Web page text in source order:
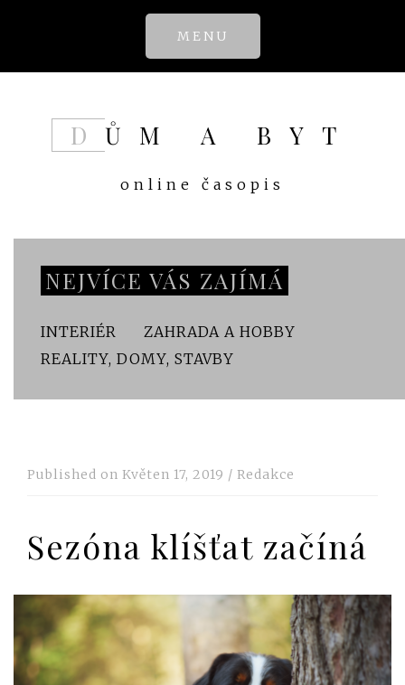
content
MENU
DŮM A BYT
online časopis
NEJVÍCE VÁS ZAJÍMÁ
INTERIÉR
ZAHRADA A HOBBY
REALITY, DOMY, STAVBY
Published on Květen 17, 2019 / Redakce
Sezóna klíšťat začíná